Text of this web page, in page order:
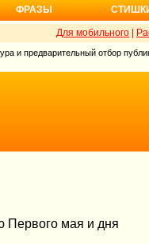
ФРАЗЫ
Для мобильного
и предварительный отбор
Первого мая и дня